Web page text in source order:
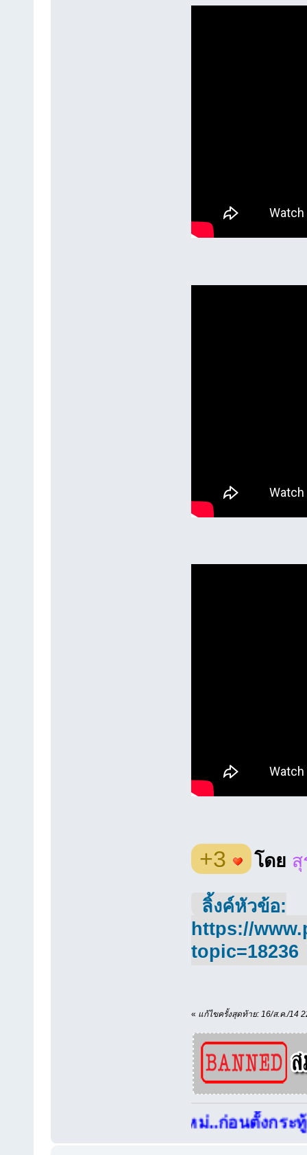
+3 โดย สุ
ลิ้งค์หัวข้อ:
https://
topic=18236
« แก้ไขครั้งสุดท้าย: 16/ส.ค./14
สมาชิกใหม่..ก่อนตั้งกระทู้แนะน